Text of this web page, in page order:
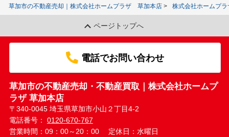
草加市の不動産売却｜株式会社ホームプラザ 草加本店 株式会社ホームプ
ページトップへ
電話でお問い合わせ
草加市の不動産売却・不動産買取｜株式会社ホームプ
ラザ 草加本店
〒340-0045 埼玉県草加市小山２丁目4-2
電話番号： 0120-670-767
営業時間：09：00～20：00
定休日：水曜日